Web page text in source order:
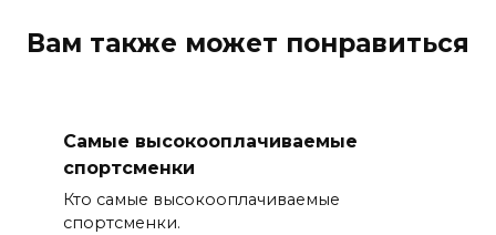
Вам также может понравиться
Самые высокооплачиваемые
спортсменки
Кто самые высокооплачиваемые
спортсменки.